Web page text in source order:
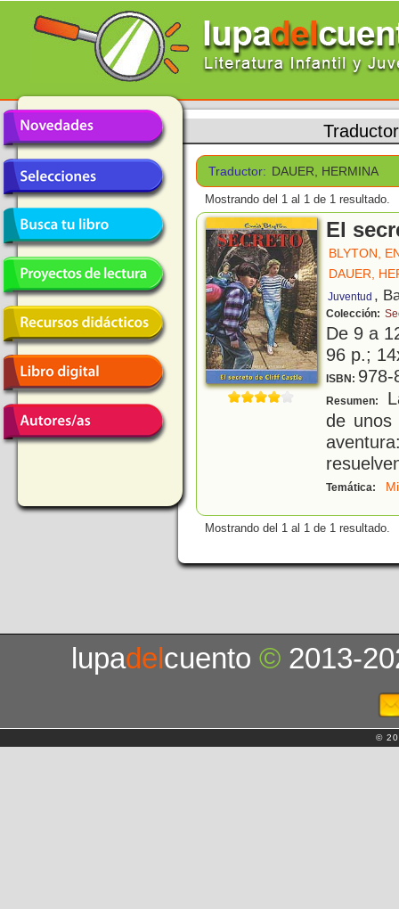
Traductor: DAUER, HERMINA
Mostrando del 1 al 1 de 1 resultado.
El
BLYTON,
DAUER,
Juventud ,
Colección:
De 9 a
96 p.;
ISBN: 978-
Resumen:
de unos
Temática:
Mostrando del 1 al 1 de 1 resultado.
lupadelcuento© 2013-
©